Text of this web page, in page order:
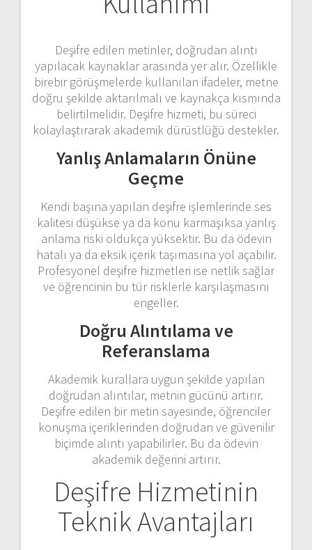
Deşifre edilen metinler, doğrudan alıntı
yapılacak kaynaklar arasında yer alır. Özellikle
birebir görüşmelerde kullanılan ifadeler, metne
doğru şekilde aktarılmalı ve kaynakça kısmında
belirtilmelidir. Deşifre hizmeti, bu süreci
kolaylaştırarak akademik dürüstlüğü destekler.
Yanlış Anlamaların Önüne
Geçme
Kendi başına yapılan deşifre işlemlerinde ses
kalitesi düşükse ya da konu karmaşıksa yanlış
anlama riski oldukça yüksektir. Bu da ödevin
hatalı ya da eksik içerik taşımasına yol açabilir.
Profesyonel deşifre hizmetleri ise netlik sağlar
ve öğrencinin bu tür risklerle karşılaşmasını
engeller.
Doğru Alıntılama ve
Referanslama
Akademik kurallara uygun şekilde yapılan
doğrudan alıntılar, metnin gücünü artırır.
Deşifre edilen bir metin sayesinde, öğrenciler
konuşma içeriklerinden doğrudan ve güvenilir
biçimde alıntı yapabilirler. Bu da ödevin
akademik değerini artırır.
Deşifre Hizmetinin
Teknik Avantajları